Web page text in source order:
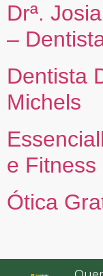
Drª.
–
Dentista
Michels
e Fitness
Ótica